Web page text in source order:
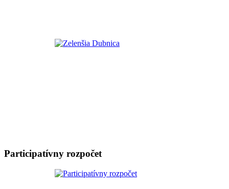
Participatívny rozpočet